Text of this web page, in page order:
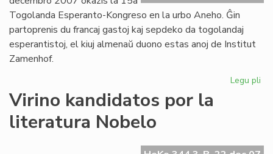
Togolanda Esperanto-Kongreso en la urbo Aneho. Ĝin
partoprenis du francaj gastoj kaj sepdeko da togolandaj
esperantistoj, el kiuj almenaŭ duono estas anoj de Institut
Zamenhof.
Legu pli
Virino kandidatos por la
literatura Nobelo